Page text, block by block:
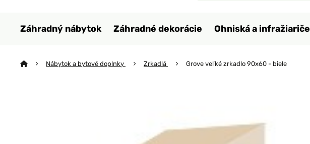
Záhradný nábytok Záhradné dekorácie Ohniská a infražiariče
Nábytok a bytové doplnky Zrkadlá Grove veľké zrkadlo 90x60 - biele